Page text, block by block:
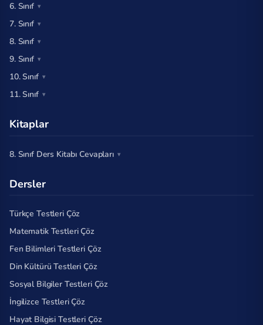
6. Sınıf
7. Sınıf
8. Sınıf
9. Sınıf
10. Sınıf
11. Sınıf
Kitaplar
8. Sınıf Ders Kitabı Cevapları
Dersler
Türkçe Testleri Çöz
Matematik Testleri Çöz
Fen Bilimleri Testleri Çöz
Din Kültürü Testleri Çöz
Sosyal Bilgiler Testleri Çöz
İngilizce Testleri Çöz
Hayat Bilgisi Testleri Çöz